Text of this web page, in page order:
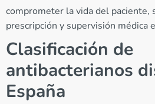
comprometer la vida del paciente,
prescripción y supervisión médica
Clasificación de
antibacterianos
España